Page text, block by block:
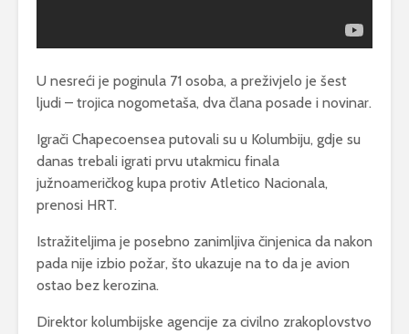
U nesreći je poginula 71 osoba, a preživjelo je šest
ljudi – trojica nogometaša, dva člana posade i novinar.
Igrači Chapecoensea putovali su u Kolumbiju, gdje su
danas trebali igrati prvu utakmicu finala
južnoameričkog kupa protiv Atletico Nacionala,
prenosi HRT.
Istražiteljima je posebno zanimljiva činjenica da nakon
pada nije izbio požar, što ukazuje na to da je avion
ostao bez kerozina.
Direktor kolumbijske agencije za civilno zrakoplovstvo